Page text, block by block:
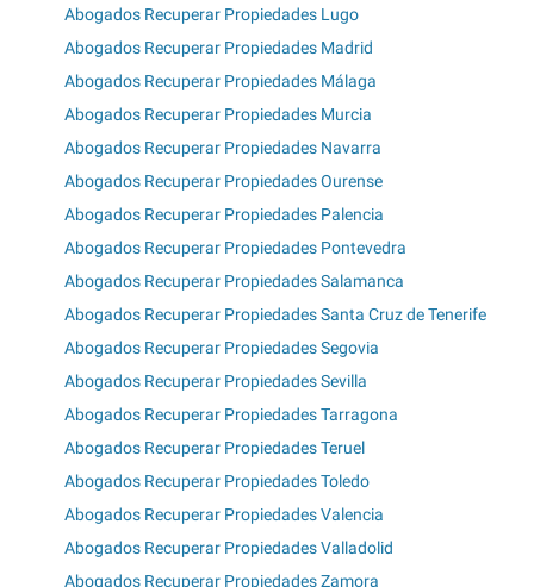
Abogados Recuperar Propiedades Lugo
Abogados Recuperar Propiedades Madrid
Abogados Recuperar Propiedades Málaga
Abogados Recuperar Propiedades Murcia
Abogados Recuperar Propiedades Navarra
Abogados Recuperar Propiedades Ourense
Abogados Recuperar Propiedades Palencia
Abogados Recuperar Propiedades Pontevedra
Abogados Recuperar Propiedades Salamanca
Abogados Recuperar Propiedades Santa Cruz de Tenerife
Abogados Recuperar Propiedades Segovia
Abogados Recuperar Propiedades Sevilla
Abogados Recuperar Propiedades Tarragona
Abogados Recuperar Propiedades Teruel
Abogados Recuperar Propiedades Toledo
Abogados Recuperar Propiedades Valencia
Abogados Recuperar Propiedades Valladolid
Abogados Recuperar Propiedades Zamora